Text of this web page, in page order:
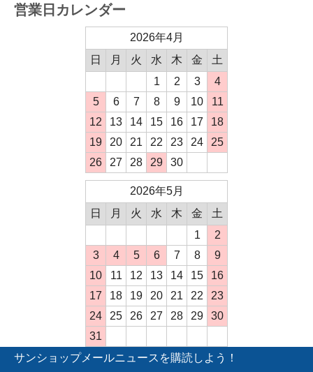
営業日カレンダー
2026年4月
日
月 火 水 木 金
土
1
2 3
4
5
6 7 8 9 10
11
12
13 14 15 16 17
18
19
20 21 22 23 24
25
26
27 28 29 30
2026年5月
日
月 火 水 木 金
土
1
2
3
4 5 6 7 8
9
10
11 12 13 14 15
16
17
18 19 20 21 22
23
24
25 26 27 28 29
30
31
サンショップメールニュースを購読しよう！